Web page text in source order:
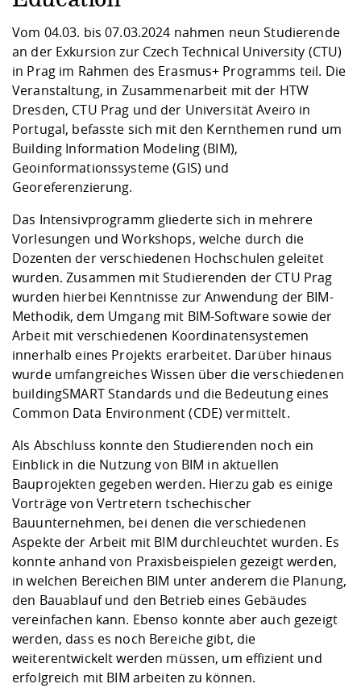
Study support
physik
Studying in
circumstances
Career Service
Teaching,
abroad
Downloads
University
Management
Friends
Committees and
Representations
Agriculture/
mistry
Contact and approach
Quality Assurance
Vom 04.03. bis 07.03.2024 nahmen neun Studierende
an der Exkursion zur Czech Technical University (CTU)
in Prag im Rahmen des Erasmus+ Programms teil. Die
Veranstaltung, in Zusammenarbeit mit der HTW
Dresden, CTU Prag und der Universität Aveiro in
Portugal, befasste sich mit den Kernthemen rund um
Building Information Modeling (BIM),
Geoinformationssysteme (GIS) und
Georeferenzierung.
Das Intensivprogramm gliederte sich in mehrere
Vorlesungen und Workshops, welche durch die
Dozenten der verschiedenen Hochschulen geleitet
wurden. Zusammen mit Studierenden der CTU Prag
wurden hierbei Kenntnisse zur Anwendung der BIM-
Methodik, dem Umgang mit BIM-Software sowie der
Arbeit mit verschiedenen Koordinatensystemen
innerhalb eines Projekts erarbeitet. Darüber hinaus
wurde umfangreiches Wissen über die verschiedenen
buildingSMART Standards und die Bedeutung eines
Common Data Environment (CDE) vermittelt.
Als Abschluss konnte den Studierenden noch ein
Einblick in die Nutzung von BIM in aktuellen
Bauprojekten gegeben werden. Hierzu gab es einige
Vorträge von Vertretern tschechischer
Bauunternehmen, bei denen die verschiedenen
Aspekte der Arbeit mit BIM durchleuchtet wurden. Es
konnte anhand von Praxisbeispielen gezeigt werden,
in welchen Bereichen BIM unter anderem die Planung,
den Bauablauf und den Betrieb eines Gebäudes
vereinfachen kann. Ebenso konnte aber auch gezeigt
werden, dass es noch Bereiche gibt, die
weiterentwickelt werden müssen, um effizient und
erfolgreich mit BIM arbeiten zu können.